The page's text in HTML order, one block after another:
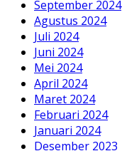
September 2024
Agustus 2024
Juli 2024
Juni 2024
Mei 2024
April 2024
Maret 2024
Februari 2024
Januari 2024
Desember 2023